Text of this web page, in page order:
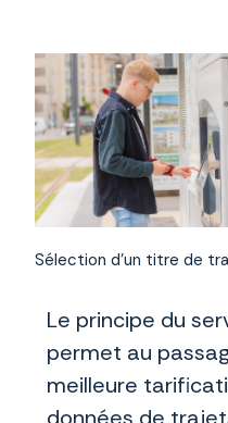
Sélection d'un titre de
Le principe du
permet au
meilleure
données de